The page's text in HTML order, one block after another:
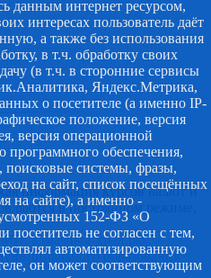
информация курсов валют и
в постоянном режиме,
алмазный-край.рф.
образования
данным интернет ресурсом,
интересах пользователь даёт
а также без использования
в т.ч. обработку своих
(в т.ч. в сторонние сервисы
Яндекс.Метрика,
о посетителе (а именно IP-
положение, версия
версия операционной
программного обеспечения,
поисковые системы, фразы,
на сайт, список посещённых
на сайте), а именно -
152-ФЗ «О
не согласен с тем,
автоматизированную
он может соответствующим